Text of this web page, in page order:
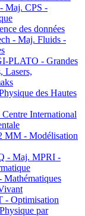
Maj. CPS -
des données
- Maj. Fluids -
PLATO - Grandes
Lasers,
des Hautes
International
- Modélisation
- Maj. MPRI -
- Optimisation
par